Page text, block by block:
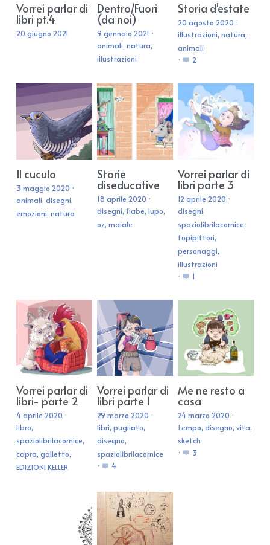
Vorrei parlar di
libri pt.4
20 giugno 2021
Dentro/Fuori
(da noi)
9 gennaio 2021 ·
animali, natura,
illustrazioni
Storia d'estate
20 agosto 2020 ·
illustrazioni, natura,
animali
·
2
Il cuculo
3 maggio 2020 ·
animali, disegni,
emozioni, natura
Storie
diseducative
18 aprile 2020 ·
disegni, fiabe, lupo,
oz, maiale
Vorrei parlar di
libri parte 3
12 aprile 2020 ·
disegni,
spaziolibrilacornice,
topipittori,
personaggi,
illustrazioni
·
1
Vorrei parlar di
libri- parte 2
4 aprile 2020 ·
libro,
spaziolibrilacornice,
capra, galletto,
EDIZIONI KELLER
Vorrei parlar di
libri parte 1
29 marzo 2020 ·
libri, pugilato,
disegno,
spaziolibrilacornice
·
4
Me ne resto a
casa
24 marzo 2020 ·
tempo, disegno, vita,
sketch
·
3